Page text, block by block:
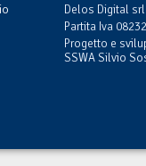
Delos Digital srl
Partita Iva
Progetto e
SSWA Silvio